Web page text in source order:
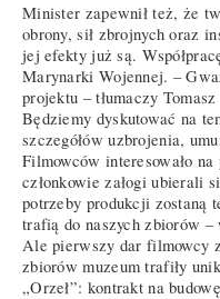
Minister zapewnił też, że
obrony, sił zbrojnych oraz
jej efekty już są.
Marynarki Wojennej. –
projektu – tłumaczy
Będziemy dyskutować na
szczegółów uzbrojenia,
Filmowców interesowało
członkowie załogi ubierali
potrzeby produkcji zostaną
trafią do naszych zbiorów
Ale pierwszy dar filmowcy
zbiorów muzeum trafiły
„Orzeł”: kontrakt na